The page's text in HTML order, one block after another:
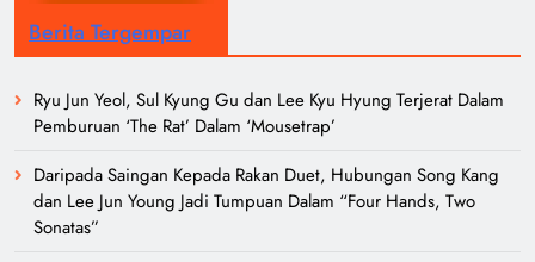
Berita Tergempar
Ryu Jun Yeol, Sul Kyung Gu dan Lee Kyu Hyung Terjerat Dalam
Pemburuan ‘The Rat’ Dalam ‘Mousetrap’
Daripada Saingan Kepada Rakan Duet, Hubungan Song Kang
dan Lee Jun Young Jadi Tumpuan Dalam “Four Hands, Two
Sonatas”